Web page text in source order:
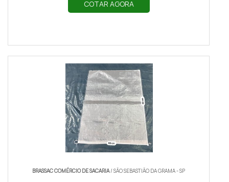
COTAR AGORA
BRASSAC COMÉRCIO DE SACARIA/ SÃO SEBASTIÃO DA GRAMA - SP